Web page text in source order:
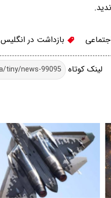
بازداشت در انگلیس
لینک کوتاه